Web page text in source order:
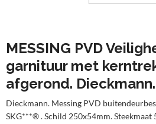
MESSING PVD
garnituur met
afgerond. Dieckmann.
Dieckmann. Messing PVD
SKG***® . Schild 250x54mm.